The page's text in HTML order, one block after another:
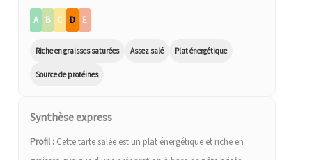
A B C D E
Riche en graisses saturées Assez salé Plat énergétique
Source de protéines
Synthèse express
Profil : Cette tarte salée est un plat énergétique et riche en